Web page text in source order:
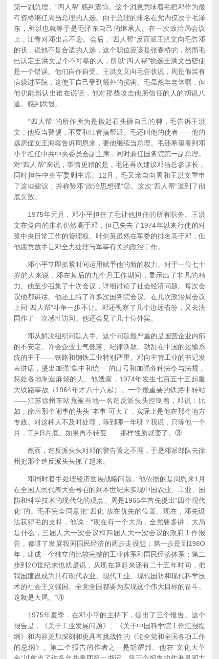
第一副总埋。“四人帮”感到震惊。这个消息意味着毛把邓作为最
有资格继任周当总理的人选。由于总理的排名在党内仅次于毛泽
东，所以也就等于是毛泽东自己的继承人。在一次政治局会议
上，江青对邓出言不逊。会后，“四人帮”反而派王洪文向毛告邓
的状，说他不是合适的人选，这个职位应该是张春桥的，然而毛
已认定王洪文是个不可靠的人，所以“四人帮”挑选王洪文当密使
是一个错误。他们自作自受。王洪文又向毛告状说，周是假装有
病躲进医院，这使王自己受到额外的损害。毛虽然年老体弱，但
他仍能辨认出谁在说谎，他对那些攻击他所信任的人的胡说八
道。感到忿恨。
“四人帮”的所作所为是搬起石头砸自己的脚，毛告诉王洪
文，他应当警惕，不要和江青搞帮派。毛还叫他的使者——他的
远房侄女王海蓉告诉周恩来，要他继续当总理。毛还希望看到邓
小平担任中共中央委员会副主席，同时兼任国务院第一副总理。
对“四人帮”来说，事情更糟的是，毛还再次建议邓当总参谋长，
同时担任中央军委副主席。12月，毛又亲自向周和王洪文重申
了这些建议，并称赞邓“政治思想强”②。这次“四人帮”遭到了彻
底失败。
1975年元月，邓小平担任了毛让他担任的所有职务。王洪
文在党内的排名仍然高于邓，但已失去了1974年以来行使的对
党中央日常工作的管理权。叶剑英虽然在军委的排名高于邓，但
他愿意放手让邓全力处理与军事有关的政治工作。
邓小平立即抓紧时间运用赋予他的新的权力。对于一位七十
岁的人来说，邓在其后的九个月工作期间，显示出了非凡的精
力。他至少召集了十次会议，详细讨论了社会经济问题。每次会
议他都讲话。他还主持了许多次国务院会议。在几次政治局会议
上同“四人帮”斗争一步不让。邓还视察了几个边远省份，又去法
国作了一次感性访问。他还会见了几十位外宾。
邓从解决组织问题入手。这个问题最严重的是国营企业内部
的不安定。许会企业士气低落、纪律涣散。动乱在中国的运输系
统的主干——铁路和钢铁工业特别严重。邓向主管工业的书记发
表讲话，提出加强“集中和统一”的口号和加强各种法令与法规，
惩处各地制造麻烦的人。他透露，1974年发生七百五十五起重
大铁路事故（1964年才八十八起）。一个最重要的铁路中转站
——江苏徐州车站竟被当地一名造反派头头控制着，邓说：比
如，徐州那个闹事的头头“本事”可大了，实际上是他在那个地方
专政。对这种人不及时处理，等到哪一年呀？我说，只等他一个
月，等到3月底。如果再不转变……那样性质就变了。③
然而，造反派头头对邓的警告置之不理，于是邓派部队去徐
州把那个造反派头头抓了起来。
邓同时着手处理经济发展战略问题。他依据的是周恩来1月
在全国人民代表大会号召的到本世纪末实现中国农业、工业、国
防和科学技术的现代化的观点。周是1965年首先提出“四个现代
化”的。毛不完全同意把“四化”放在优先的位置。现在，邓先设
法获得毛的支持，他说：“现在有一个大局，全党要多讲，大局
是什么，三届人大一次会议和四届人大一次会议的政府工作报
告，都讲了发展我国国民经济的两步走设想：第一步是到198O
年，建成一个独立的比较完整的工业体系和国民经济体系；第二
步到2O世纪末也就是说，从现在算起来还有二十五年时间，把
我国建设成为具有现代农业、现代工业、现代国防和现代科学技
术的社会主义强国。全党全国都要为实现这个伟大目标的奋斗。
这就是大局。”④
1975年夏季，在邓小平的主持下，提出了三个报告。这个
报告是，《关于工业发展问题》、《关于中国科学院工作汇报提
纲》和内容更加深刻和更具有挑战性的《论全党和全国各项工作
的总纲》。第二个报告的作者之一是胡耀邦。他在“文化大革